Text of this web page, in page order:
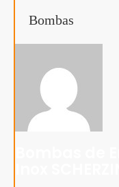
Bombas